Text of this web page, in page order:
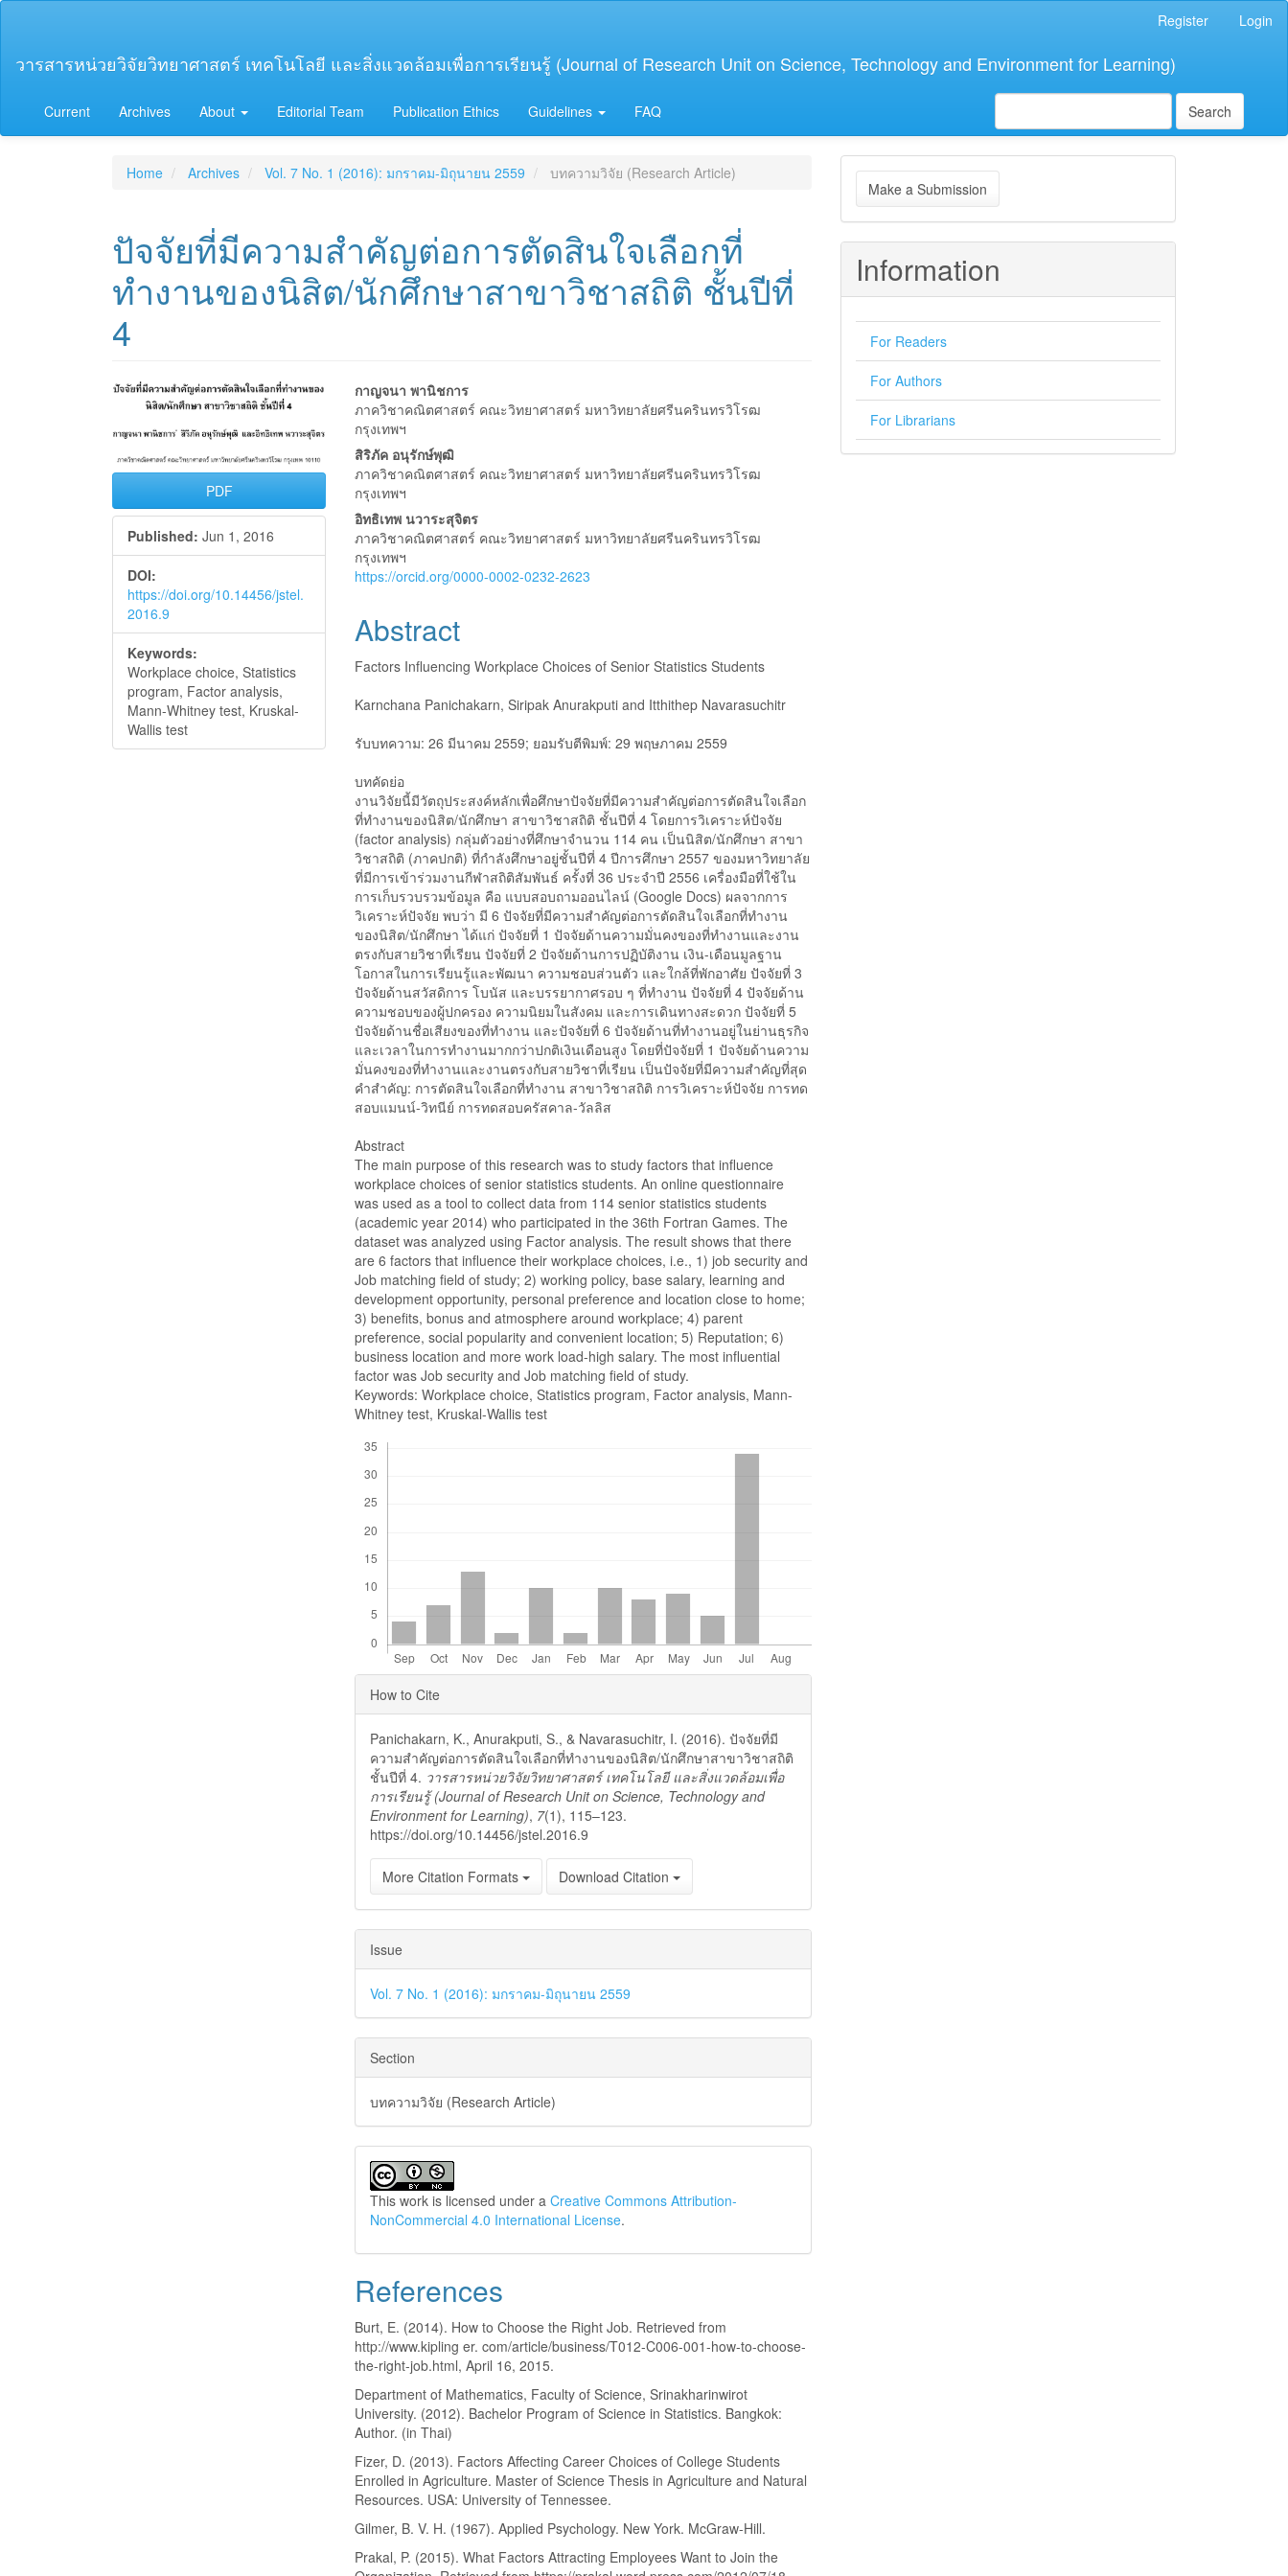
Content
Register Login
วารสารหน่วยวิจัยวิทยาศาสตร์ เทคโนโลยี และสิ่งแวดล้อมเพื่อการเรียนรู้ (Journal of Research Unit on Science, Technology and Environment for Learning)
Current Archives About Editorial Team Publication Ethics Guidelines FAQ Search
Home Archives Vol. 7 No. 1 (2016): มกราคม-มิถุนายน 2559 บทความวิจัย (Research Article)
ปัจจัยที่มีความสำคัญต่อการตัดสินใจเลือกที่
ทำงานของนิสิต/นักศึกษาสาขาวิชาสถิติ ชั้นปีที่
4
Article
Sidebar
PDF
Published: Jun 1, 2016
DOI:
https://doi.org/10.14456/jstel.
2016.9
Keywords:
Workplace choice, Statistics
program, Factor analysis,
Mann-Whitney test, Kruskal-
Wallis test
Main
Article
Content
กาญจนา พานิชการ
ภาควิชาคณิตศาสตร์ คณะวิทยาศาสตร์ มหาวิทยาลัยศรีนครินทรวิโรฒ
กรุงเทพฯ
สิริภัค อนุรักษ์พุฒิ
ภาควิชาคณิตศาสตร์ คณะวิทยาศาสตร์ มหาวิทยาลัยศรีนครินทรวิโรฒ
กรุงเทพฯ
อิทธิเทพ นวาระสุจิตร
ภาควิชาคณิตศาสตร์ คณะวิทยาศาสตร์ มหาวิทยาลัยศรีนครินทรวิโรฒ
กรุงเทพฯ
https://orcid.org/0000-0002-0232-2623
Abstract
Factors Influencing Workplace Choices of Senior Statistics Students
Karnchana Panichakarn, Siripak Anurakputi and Itthithep Navarasuchitr
รับบทความ: 26 มีนาคม 2559; ยอมรับตีพิมพ์: 29 พฤษภาคม 2559
บทคัดย่อ
งานวิจัยนี้มีวัตถุประสงค์หลักเพื่อศึกษาปัจจัยที่มีความสำคัญต่อการตัดสินใจเลือก
ที่ทำงานของนิสิต/นักศึกษา สาขาวิชาสถิติ ชั้นปีที่ 4 โดยการวิเคราะห์ปัจจัย
(factor analysis) กลุ่มตัวอย่างที่ศึกษาจำนวน 114 คน เป็นนิสิต/นักศึกษา สาขา
วิชาสถิติ (ภาคปกติ) ที่กำลังศึกษาอยู่ชั้นปีที่ 4 ปีการศึกษา 2557 ของมหาวิทยาลัย
ที่มีการเข้าร่วมงานกีฬาสถิติสัมพันธ์ ครั้งที่ 36 ประจำปี 2556 เครื่องมือที่ใช้ใน
การเก็บรวบรวมข้อมูล คือ แบบสอบถามออนไลน์ (Google Docs) ผลจากการ
วิเคราะห์ปัจจัย พบว่า มี 6 ปัจจัยที่มีความสำคัญต่อการตัดสินใจเลือกที่ทำงาน
ของนิสิต/นักศึกษา ได้แก่ ปัจจัยที่ 1 ปัจจัยด้านความมั่นคงของที่ทำงานและงาน
ตรงกับสายวิชาที่เรียน ปัจจัยที่ 2 ปัจจัยด้านการปฏิบัติงาน เงิน-เดือนมูลฐาน
โอกาสในการเรียนรู้และพัฒนา ความชอบส่วนตัว และใกล้ที่พักอาศัย ปัจจัยที่ 3
ปัจจัยด้านสวัสดิการ โบนัส และบรรยากาศรอบ ๆ ที่ทำงาน ปัจจัยที่ 4 ปัจจัยด้าน
ความชอบของผู้ปกครอง ความนิยมในสังคม และการเดินทางสะดวก ปัจจัยที่ 5
ปัจจัยด้านชื่อเสียงของที่ทำงาน และปัจจัยที่ 6 ปัจจัยด้านที่ทำงานอยู่ในย่านธุรกิจ
และเวลาในการทำงานมากกว่าปกติเงินเดือนสูง โดยที่ปัจจัยที่ 1 ปัจจัยด้านความ
มั่นคงของที่ทำงานและงานตรงกับสายวิชาที่เรียน เป็นปัจจัยที่มีความสำคัญที่สุด
คำสำคัญ: การตัดสินใจเลือกที่ทำงาน สาขาวิชาสถิติ การวิเคราะห์ปัจจัย การทด
สอบแมนน์-วิทนีย์ การทดสอบครัสคาล-วัลลิส
Abstract
The main purpose of this research was to study factors that influence
workplace choices of senior statistics students. An online questionnaire
was used as a tool to collect data from 114 senior statistics students
(academic year 2014) who participated in the 36th Fortran Games. The
dataset was analyzed using Factor analysis. The result shows that there
are 6 factors that influence their workplace choices, i.e., 1) job security and
Job matching field of study; 2) working policy, base salary, learning and
development opportunity, personal preference and location close to home;
3) benefits, bonus and atmosphere around workplace; 4) parent
preference, social popularity and convenient location; 5) Reputation; 6)
business location and more work load-high salary. The most influential
factor was Job security and Job matching field of study.
Keywords: Workplace choice, Statistics program, Factor analysis, Mann-
Whitney test, Kruskal-Wallis test
Article
Details
How to Cite
Panichakarn, K., Anurakputi, S., & Navarasuchitr, I. (2016). ปัจจัยที่มี
ความสำคัญต่อการตัดสินใจเลือกที่ทำงานของนิสิต/นักศึกษาสาขาวิชาสถิติ
ชั้นปีที่ 4. วารสารหน่วยวิจัยวิทยาศาสตร์ เทคโนโลยี และสิ่งแวดล้อมเพื่อ
การเรียนรู้ (Journal of Research Unit on Science, Technology and
Environment for Learning), 7(1), 115–123.
https://doi.org/10.14456/jstel.2016.9
More Citation Formats Download Citation
Issue
Vol. 7 No. 1 (2016): มกราคม-มิถุนายน 2559
Section
บทความวิจัย (Research Article)
This work is licensed under aCreative Commons Attribution-
NonCommercial 4.0 International License.
References
Burt, E. (2014). How to Choose the Right Job. Retrieved from
http://www.kipling er. com/article/business/T012-C006-001-how-to-choose-
the-right-job.html, April 16, 2015.
Department of Mathematics, Faculty of Science, Srinakharinwirot
University. (2012). Bachelor Program of Science in Statistics. Bangkok:
Author. (in Thai)
Fizer, D. (2013). Factors Affecting Career Choices of College Students
Enrolled in Agriculture. Master of Science Thesis in Agriculture and Natural
Resources. USA: University of Tennessee.
Gilmer, B. V. H. (1967). Applied Psychology. New York. McGraw-Hill.
Prakal, P. (2015). What Factors Attracting Employees Want to Join the
Make
a
Submission
Make a Submission
Information
For Readers
For Authors
For Librarians